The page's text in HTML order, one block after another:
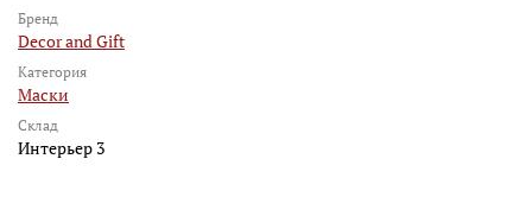
Бренд
Decor and Gift
Категория
Маски
Склад
Интерьер 3